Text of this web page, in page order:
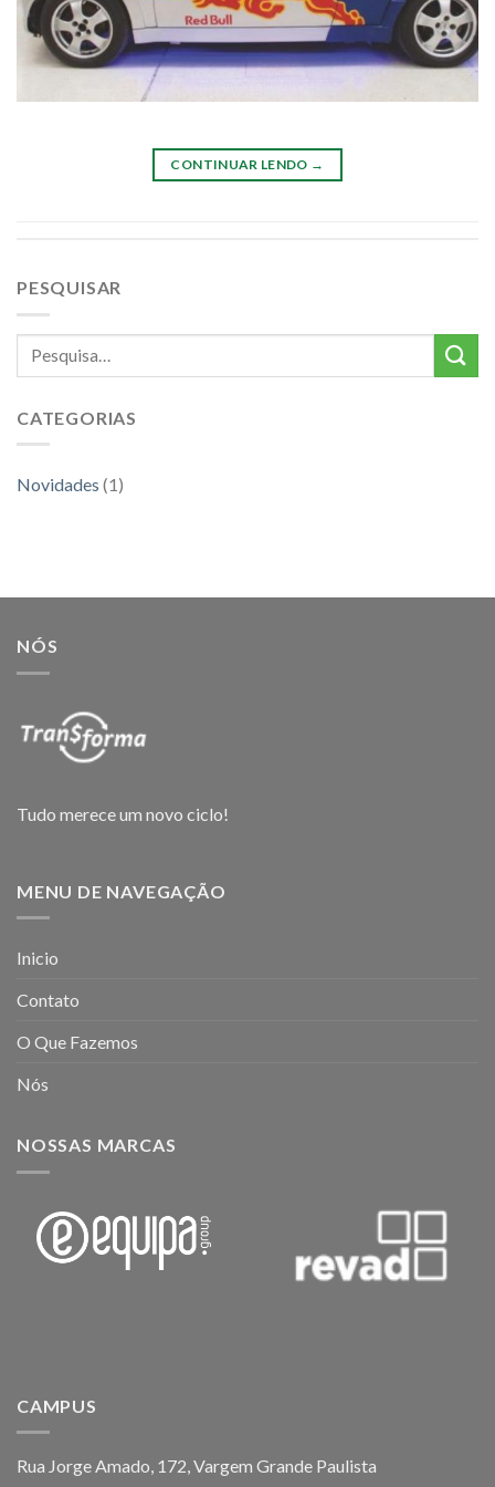
CONTINUAR LENDO →
PESQUISAR
CATEGORIAS
Novidades (1)
NÓS
Tudo merece um novo ciclo!
MENU DE NAVEGAÇÃO
Inicio
Contato
O Que Fazemos
Nós
NOSSAS MARCAS
CAMPUS
Rua Jorge Amado, 172, Vargem Grande Paulista